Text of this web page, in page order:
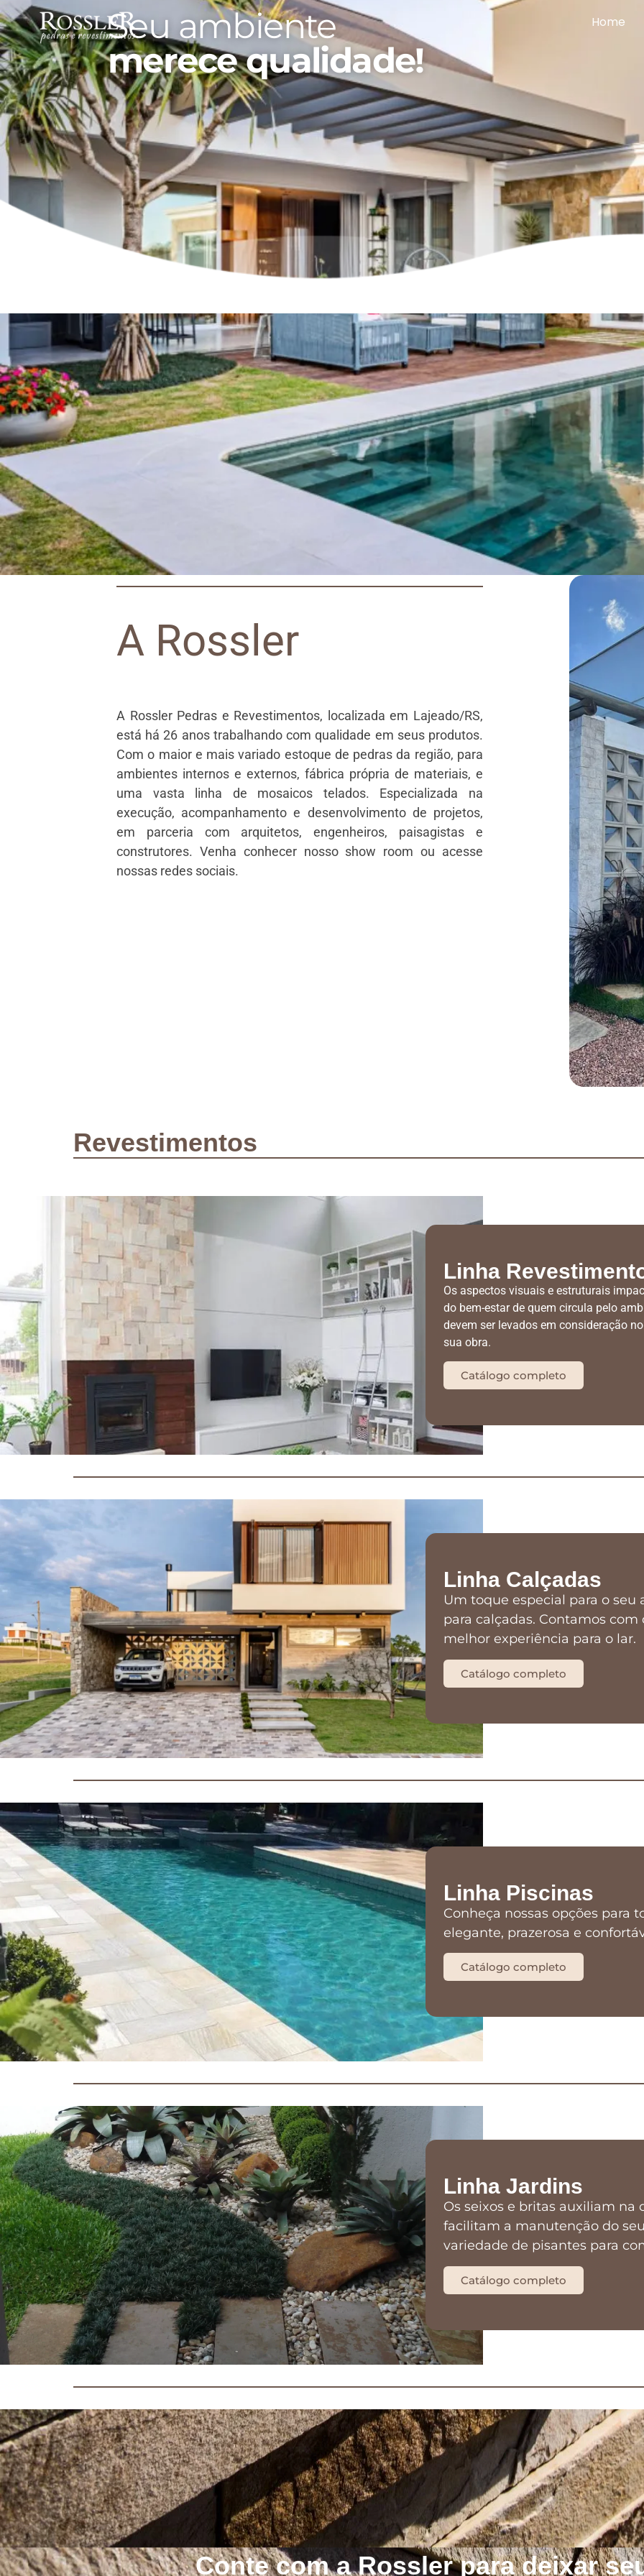
Home
Seu ambiente
merece qualidade!
A Rossler
A Rossler Pedras e Revestimentos, localizada em Lajeado/RS,
está há 26 anos trabalhando com qualidade em seus produtos.
Com o maior e mais variado estoque de pedras da região, para
ambientes internos e externos, fábrica própria de materiais, e
uma vasta linha de mosaicos telados. Especializada na
execução, acompanhamento e desenvolvimento de projetos,
em parceria com arquitetos, engenheiros, paisagistas e
construtores. Venha conhecer nosso show room ou acesse
nossas redes sociais.
Revestimentos
Linha
Os aspectos visuais e estruturais
do bem-estar de quem circula pelo
devem ser levados em consideração
sua obra.
Catálogo completo
Linha Calçadas
Um toque especial para o
para calçadas. Contamos
melhor experiência para o lar.
Catálogo completo
Linha Piscinas
Conheça nossas opções para
elegante, prazerosa e
Catálogo completo
Linha Jardins
Os seixos e britas auxiliam
facilitam a manutenção do
variedade de pisantes para
Catálogo completo
Conte com a Rossler para deixar